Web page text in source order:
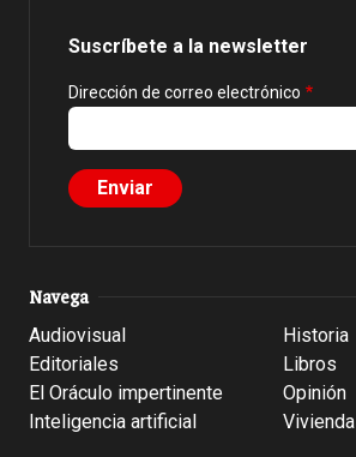
Suscríbete a la newsletter
Dirección de correo electrónico
Navega
Audiovisual
Editoriales
El Oráculo impertinente
Inteligencia artificial
Historia
Libros
Opinión
Vivienda